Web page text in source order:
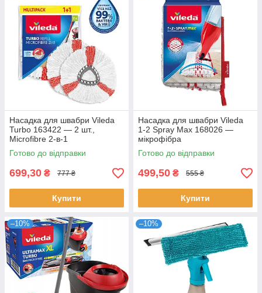
Насадка для швабри Vileda
Turbo 163422 — 2 шт.,
Microfibre 2-в-1
Готово до відправки
699,30 ₴ 777 ₴
Купити
Насадка для швабри Vileda
1-2 Spray Max 168026 —
мікрофібра
Готово до відправки
499,50 ₴ 555 ₴
Купити
–10% –10%